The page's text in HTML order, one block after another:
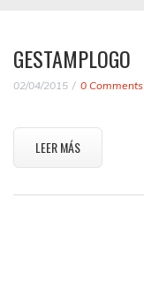
GESTAMPLOGO
02/04/2015 0 Comments
LEER MÁS